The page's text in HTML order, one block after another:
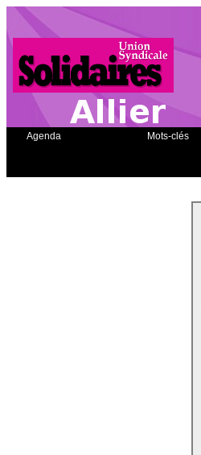
Agenda Mots-clés